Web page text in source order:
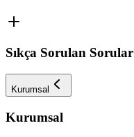
Sıkça Sorulan Sorular
Kurumsal
Kurumsal